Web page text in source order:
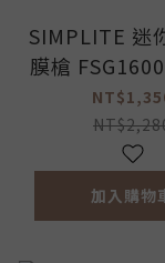
SIMPLITE 迷
膜槍
極輕量可隨身
創頭皮放鬆與
模式 (加入購
帳享專屬
加入購物